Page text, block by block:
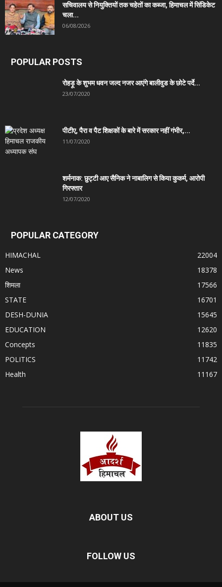
सचिवालय से नियुक्तियों तक चहेतों का कब्जा, हिमाचल में सिंडिकेट
चला...
06/08/2026
POPULAR POSTS
रोहड़ू के शुभम धवन जल्द नजर आएंगे बालीवुड के छोटे पर्दे...
23/07/2020
पीटीए, पैरा व पैट शिक्षकों के बारे में सरकार नहीं गंभीर,...
11/07/2020
शर्मनाक: छुट्टी आए सैनिक ने नाबालिग से किया कुकर्म, आरोपी
गिरफ्तार
12/07/2020
POPULAR CATEGORY
HIMACHAL
22004
News
18378
शिमला
17566
STATE
16701
DESH-DUNIA
15645
EDUCATION
12620
Concepts
11835
POLITICS
11742
Health
11167
ABOUT US
FOLLOW US